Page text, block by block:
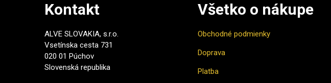
Kontakt
ALVE SLOVAKIA, s.r.o.
Vsetínska cesta 731
020 01 Púchov
Slovenská republika
Všetko o nákupe
Obchodné podmienky
Doprava
Platba